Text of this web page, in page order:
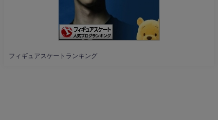
フィギュアスケートランキング